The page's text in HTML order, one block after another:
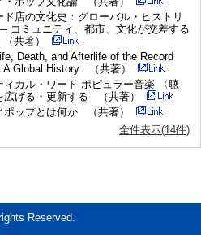
ド店の文化史：グローバル・ヒストリ
コミュニティ、都市、文化が交差する
共著）
Death, and Afterlife of the Record
A Global History （共著）
ィカル・ワード ポピュラー音楽 〈聴
広げる・更新する （共著）
ポップとは何か （共著）
全件表示(14件)
都市社会学会
際ポピュラー音楽学会日本支部
Reserved.